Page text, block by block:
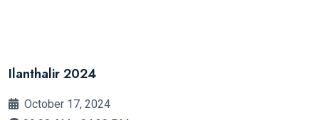
Ilanthalir 2024
October 17, 2024